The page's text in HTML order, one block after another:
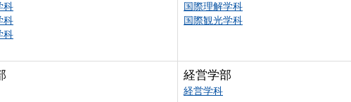
科
科
科
国際理解学科
国際観光学科
経営学部
経営学科